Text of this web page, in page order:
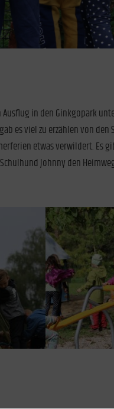
in den Ginkgopark
es viel zu erzählen von den
etwas verwildert. Es
Johnny den